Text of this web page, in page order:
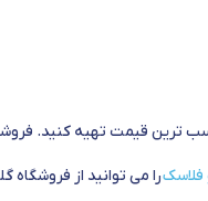
ترین قیمت تهیه کنید.
فلاسکرا می توانید از فروشگاه